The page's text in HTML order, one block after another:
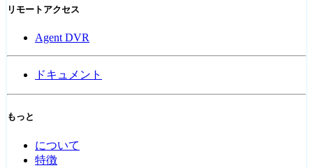
リモートアクセス
Agent DVR
ドキュメント
もっと
について
特徴